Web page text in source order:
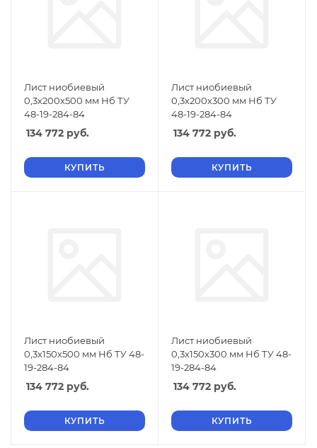
Лист ниобиевый
0,3х200х500 мм Нб ТУ
48-19-284-84
134 772 руб.
КУПИТЬ
Лист ниобиевый
0,3х200х300 мм Нб ТУ
48-19-284-84
134 772 руб.
КУПИТЬ
Лист ниобиевый
0,3х150х500 мм Нб ТУ 48-
19-284-84
134 772 руб.
КУПИТЬ
Лист ниобиевый
0,3х150х300 мм Нб ТУ 48-
19-284-84
134 772 руб.
КУПИТЬ